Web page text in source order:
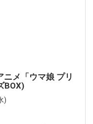
メ「ウマ娘 プリ
BOX)
)